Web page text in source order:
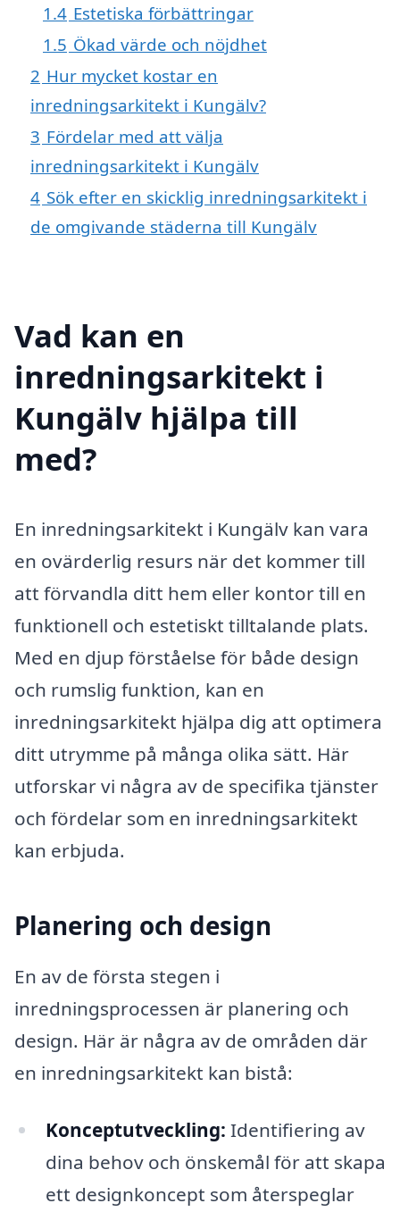
1.4 Estetiska förbättringar
1.5 Ökad värde och nöjdhet
2 Hur mycket kostar en
inredningsarkitekt i Kungälv?
3 Fördelar med att välja
inredningsarkitekt i Kungälv
4 Sök efter en skicklig inredningsarkitekt i
de omgivande städerna till Kungälv
Vad kan en
inredningsarkitekt i
Kungälv hjälpa till
med?
En inredningsarkitekt i Kungälv kan vara
en ovärderlig resurs när det kommer till
att förvandla ditt hem eller kontor till en
funktionell och estetiskt tilltalande plats.
Med en djup förståelse för både design
och rumslig funktion, kan en
inredningsarkitekt hjälpa dig att optimera
ditt utrymme på många olika sätt. Här
utforskar vi några av de specifika tjänster
och fördelar som en inredningsarkitekt
kan erbjuda.
Planering och design
En av de första stegen i
inredningsprocessen är planering och
design. Här är några av de områden där
en inredningsarkitekt kan bistå:
Konceptutveckling: Identifiering av
dina behov och önskemål för att skapa
ett designkoncept som återspeglar